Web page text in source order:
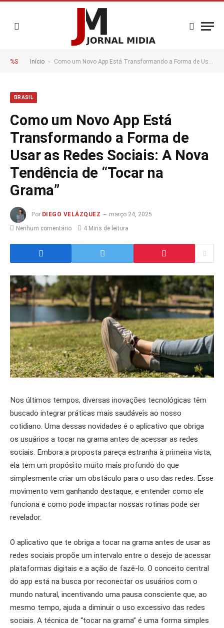
%S Início - Como um Novo App Está Transformando a Forma de Usar as Redes Sociais: A Nova Tendência de “Tocar na Grama”
BRASIL
Como um Novo App Está
Transformando a Forma de
Usar as Redes Sociais: A Nova
Tendência de “Tocar na
Grama”
Por DIEGO VELÁZQUEZ
março 24, 2025
Nenhum comentário
4 Mins de leitura
Nos últimos tempos, diversas inovações tecnológicas têm
buscado integrar práticas mais saudáveis ao nosso
cotidiano. Uma dessas novidades é o aplicativo que obriga
os usuários a tocar na grama antes de acessar as redes
sociais. Embora a proposta pareça estranha à primeira vista,
ela tem um propósito muito mais profundo do que
simplesmente criar um obstáculo para o uso das redes. Esse
movimento vem ganhando destaque, e entender como ele
funciona e como pode impactar nossas rotinas pode ser
revelador.
O aplicativo que te obriga a tocar na grama antes de usar as
redes sociais propõe um intervalo entre o desejo de acessar
plataformas digitais e a ação de fazê-lo. O conceito central
do app está na busca por reconectar os usuários com o
mundo natural, incentivando uma pausa consciente que, ao
mesmo tempo, ajuda a diminuir o uso excessivo das redes
sociais. A técnica de “tocar na grama” é uma forma simples